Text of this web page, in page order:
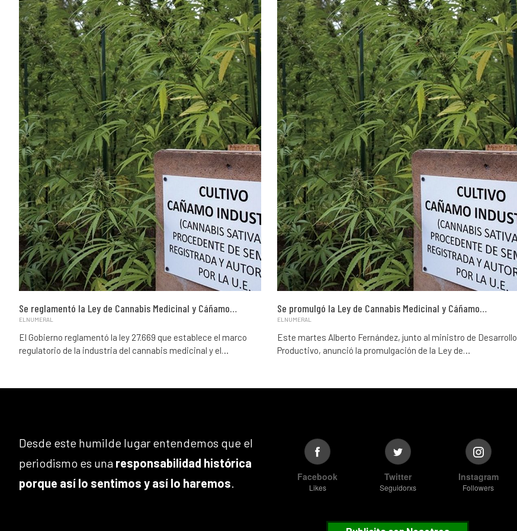
Se reglamentó la Ley de Cannabis Medicinal y Cáñamo…
ELNUMERAL
El Gobierno reglamentó la ley 27.669 que establece el marco
regulatorio de la industria del cannabis medicinal y el…
Se promulgó la Ley de Cannabis Medicinal y Cáñamo…
ELNUMERAL
Este martes Alberto Fernández, junto al ministro de Desarrollo
Productivo, anunció la promulgación de la Ley de…
Desde este humilde lugar entendemos que el
periodismo es una responsabilidad histórica
porque así lo sentimos y así lo haremos
Facebook
Likes
Twitter
Seguidorxs
Instagram
Followers